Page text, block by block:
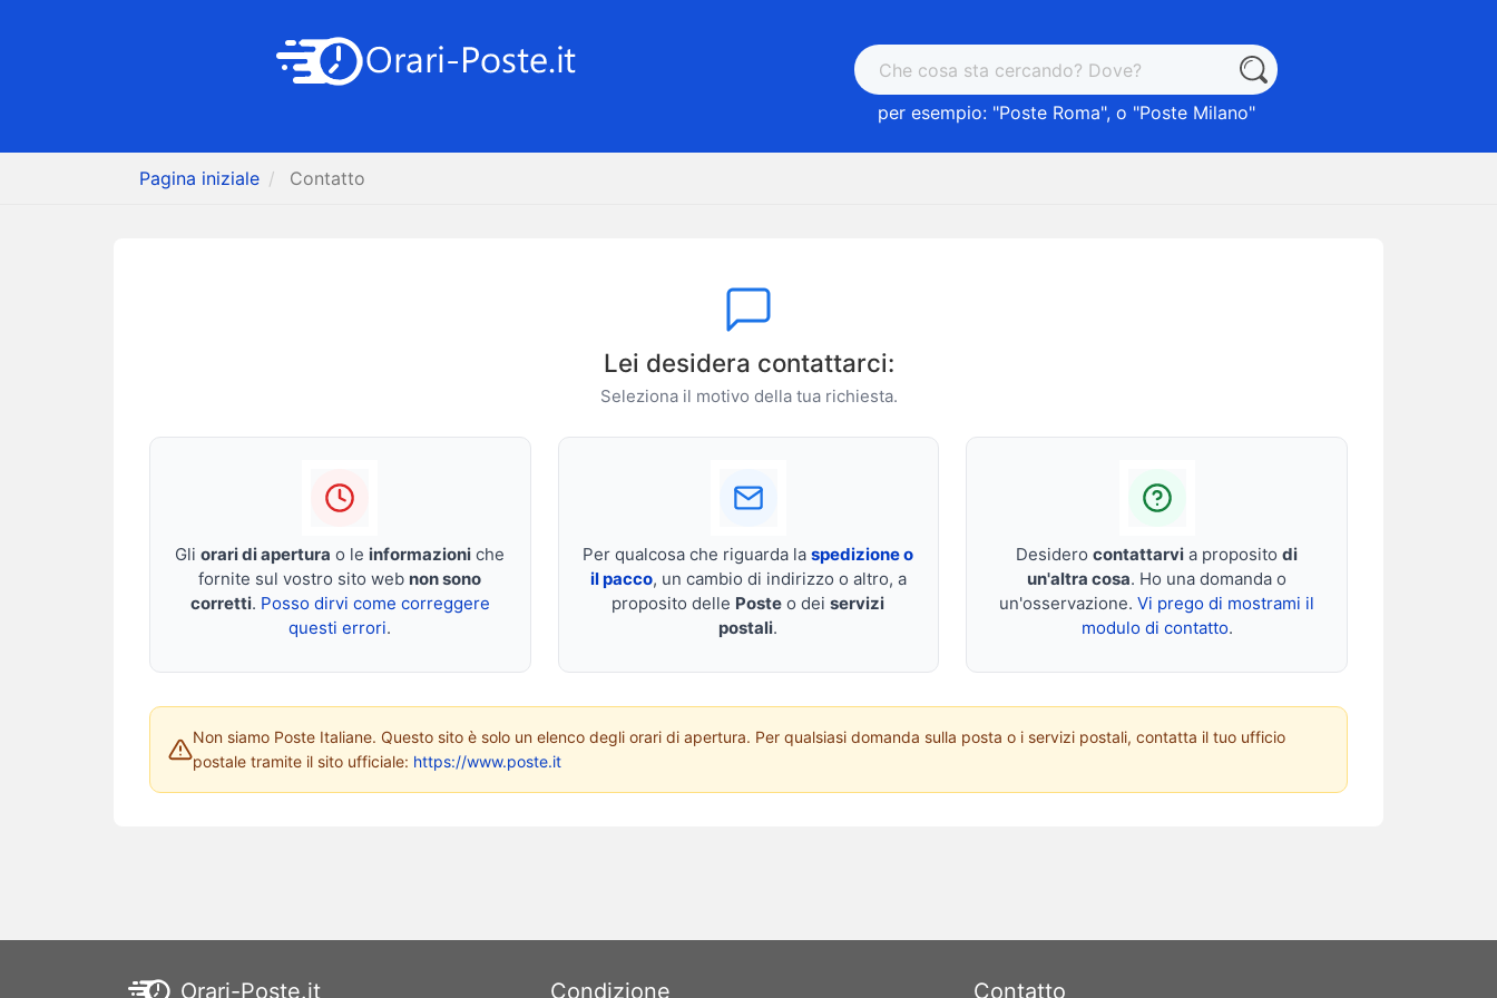
per esempio: "Poste Roma", o "Poste Milano"
Pagina iniziale Contatto
Lei desidera contattarci:
Seleziona il motivo della tua richiesta.
Gliorari di apertura o le informazioni che
fornite sul vostro sito web non sono
corretti. Posso dirvi come correggere
questi errori.
Per qualcosa che riguarda laspedizione o
il pacco, un cambio di indirizzo o altro, a
proposito delle Poste o deiservizi
postali.
Desiderocontattarvi a propositodi
un'altra cosa. Ho una domanda o
un'osservazione.Vi prego di mostrami il
modulo di contatto.
Non siamo Poste Italiane. Questo sito è solo un elenco degli orari di apertura. Per qualsiasi domanda sulla posta o i servizi postali, contatta il tuo ufficio
postale tramite il sito ufficiale: https://www.poste.it
Orari-Poste.it Condizione Contatto